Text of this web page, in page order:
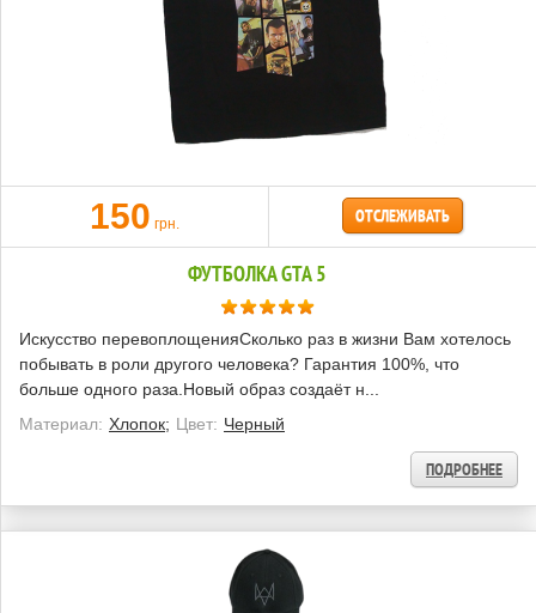
150 грн. ОТСЛЕЖИВАТЬ
ФУТБОЛКА GTA 5
Искусство перевоплощенияСколько раз в жизни Вам хотелось
побывать в роли другого человека? Гарантия 100%, что
больше одного раза.Новый образ создаёт н...
Материал: Хлопок; Цвет: Черный
ПОДРОБНЕЕ